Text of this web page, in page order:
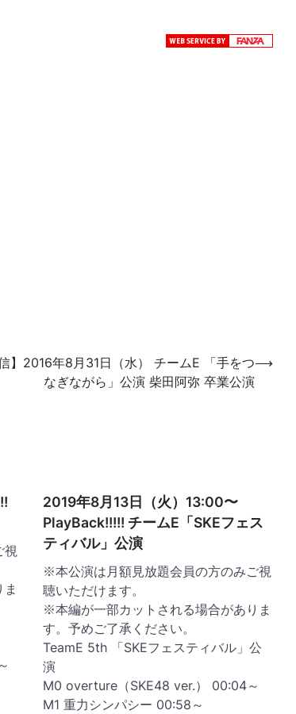
】2016年8月31日（水） チームE 「手をつ
なぎながら」公演 柴田阿弥 卒業公演
⟶
視
2019年8月13日（火）13:00〜
PlayBack!!!!! チームE「SKEフェス
ティバル」公演
※本公演は月額見放題会員の方のみご視
聴いただけます。
※本編が一部カットされる場合がありま
す。予めご了承ください。
TeamE 5th 「SKEフェスティバル」公
演
M0 overture（SKE48 ver.） 00:04～
M1 重力シンパシー 00:58～